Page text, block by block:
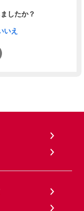
したか？
いえ